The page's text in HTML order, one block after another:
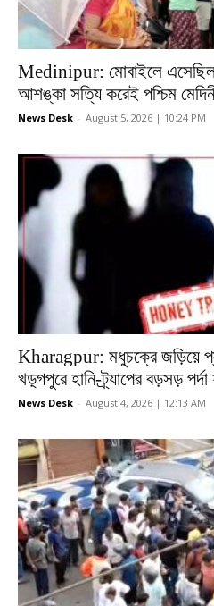
Medinipur: মোবাইলে এসেছিল
আশঙ্কা সত্যি করেই পশ্চিম
News Desk - August 5, 2026 | 10:24 PM
Kharagpur: মধুচক্রে জড়িয়ে
খড়্গপুরে হানি-ট্র্যাপের বড়সড়
News Desk - August 4, 2026 | 12:13 AM